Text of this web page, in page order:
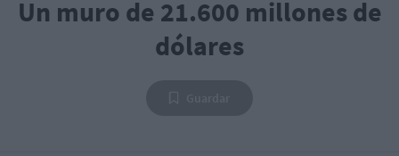
Un muro de 21.600 millones de
dólares